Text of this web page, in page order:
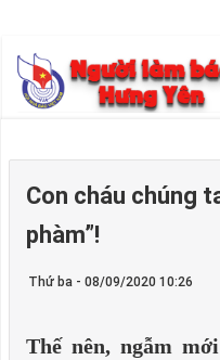
Con cháu chúng
phàm”!
Thứ ba - 08/09/2020 10:26
Thế nên, ngẫm